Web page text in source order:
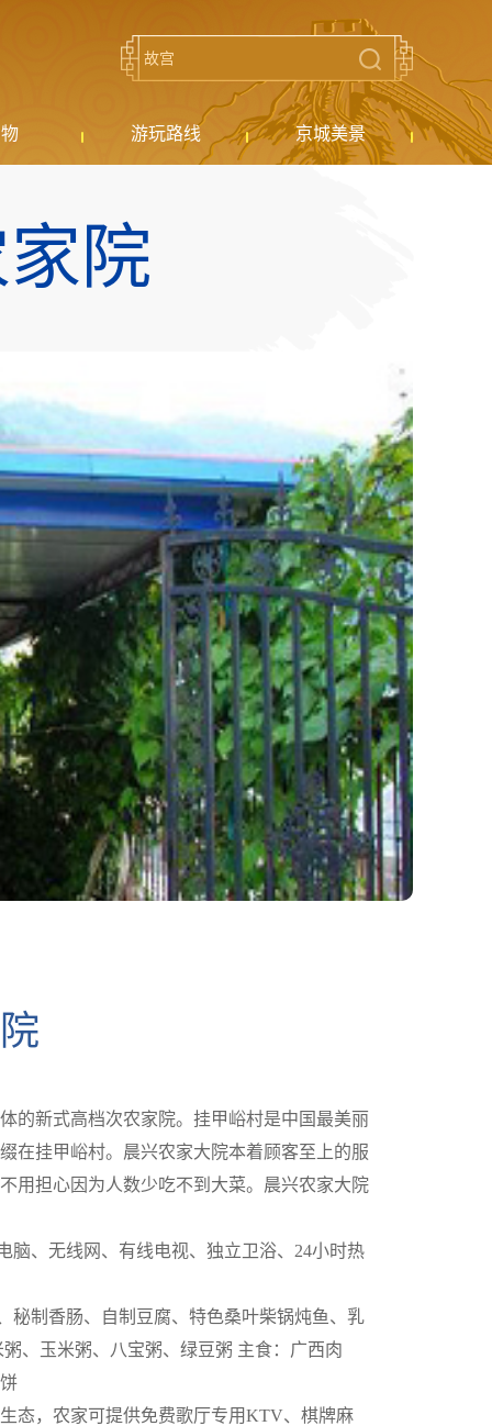
游玩路线 京城美景
院
的新式高档次农家院。挂甲峪村是中国最美丽
在挂甲峪村。晨兴农家大院本着顾客至上的服
用担心因为人数少吃不到大菜。晨兴农家大院
脑、无线网、有线电视、独立卫浴、24小时热
秘制香肠、自制豆腐、特色桑叶柴锅炖鱼、乳
、玉米粥、八宝粥、绿豆粥 主食：广西肉
态，农家可提供免费歌厅专用KTV、棋牌麻